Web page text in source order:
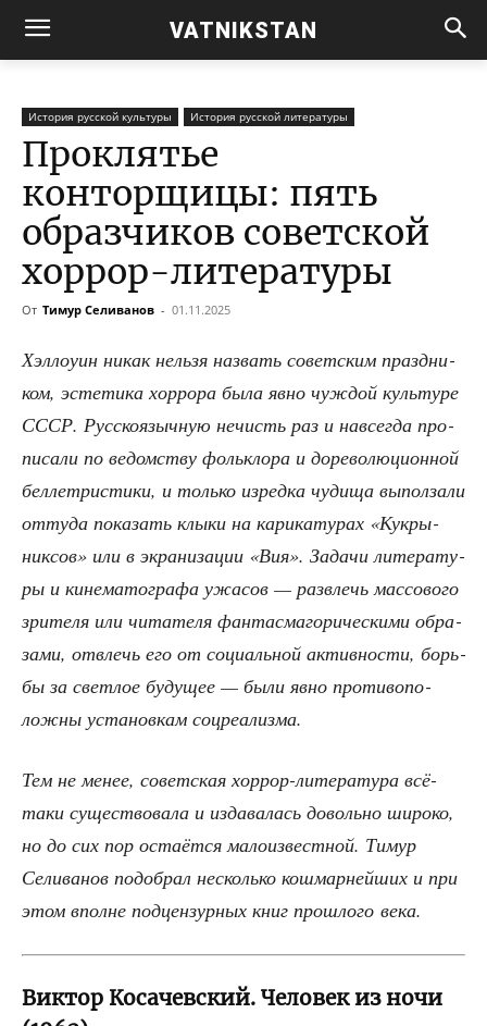
VATNIKSTAN
История русской культуры История русской литературы
Проклятье
конторщицы: пять
образчиков советской
хоррор-литературы
От Тимур Селиванов - 01.11.2025
Хэл­ло­уин никак нель­зя назвать совет­ским празд­ни­
ком, эсте­ти­ка хор­ро­ра была явно чуж­дой куль­ту­ре
СССР. Рус­ско­языч­ную нечисть раз и навсе­гда про­
пи­са­ли по ведом­ству фольк­ло­ра и доре­во­лю­ци­он­ной
бел­ле­три­сти­ки, и толь­ко изред­ка чуди­ща выпол­за­ли
отту­да пока­зать клы­ки на кари­ка­ту­рах «Кукры­
ник­сов» или в экра­ни­за­ции «Вия». Зада­чи лите­ра­ту­
ры и кине­ма­то­гра­фа ужа­сов — раз­влечь мас­со­во­го
зри­те­ля или чита­те­ля фан­тас­ма­го­ри­че­ски­ми обра­
за­ми, отвлечь его от соци­аль­ной актив­но­сти, борь­
бы за свет­лое буду­щее — были явно про­ти­во­по­
лож­ны уста­нов­кам соцреализма.
Тем не менее, совет­ская хор­рор-лите­ра­ту­ра всё-
таки суще­ство­ва­ла и изда­ва­лась доволь­но широ­ко,
но до сих пор оста­ёт­ся мало­из­вест­ной. Тимур
Сели­ва­нов подо­брал несколь­ко кош­мар­ней­ших и при
этом вполне под­цен­зур­ных книг про­шло­го века.
Виктор Косачевский. Человек из ночи